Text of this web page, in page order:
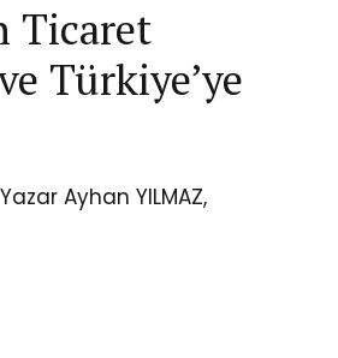
Ticaret
Türkiye’ye
Yazar Ayhan YILMAZ,